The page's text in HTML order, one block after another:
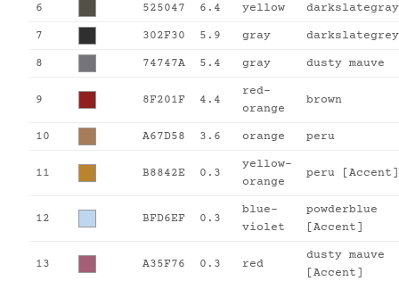
6 525047 6.4 yellow darkslategray
7 302F30 5.9 gray darkslategrey
8 74747A 5.4 gray dusty mauve
9 8F201F 4.4
red-
orange
brown
10 A67D58 3.6 orange peru
11 B8842E 0.3
yellow-
orange
peru [Accent]
12 BFD6EF 0.3
blue-
violet
powderblue
[Accent]
13 A35F76 0.3 red
dusty mauve
[Accent]